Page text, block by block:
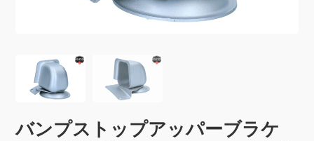
バンプストップアッパーブラケ